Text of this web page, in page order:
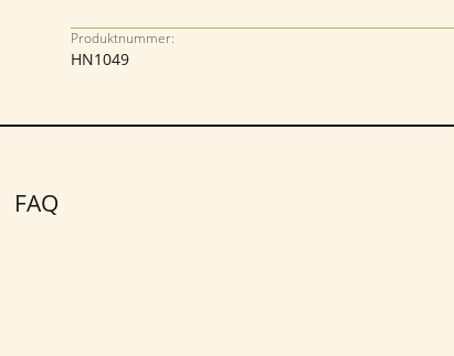
Produktnummer:
HN1049
FAQ